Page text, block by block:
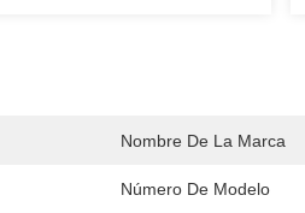
Nombre De La Marca
Número De Modelo